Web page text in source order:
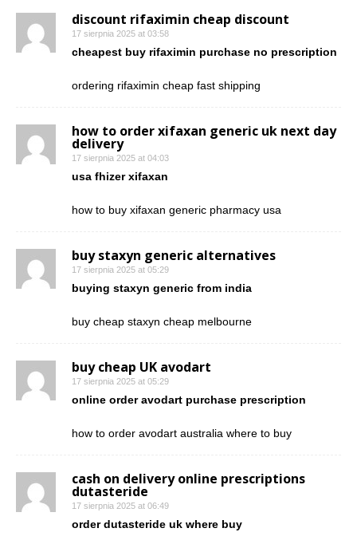
discount rifaximin cheap discount
17 sierpnia 2025 at 03:58
cheapest buy rifaximin purchase no prescription
ordering rifaximin cheap fast shipping
how to order xifaxan generic uk next day
delivery
17 sierpnia 2025 at 04:03
usa fhizer xifaxan
how to buy xifaxan generic pharmacy usa
buy staxyn generic alternatives
17 sierpnia 2025 at 05:29
buying staxyn generic from india
buy cheap staxyn cheap melbourne
buy cheap UK avodart
17 sierpnia 2025 at 05:29
online order avodart purchase prescription
how to order avodart australia where to buy
cash on delivery online prescriptions
dutasteride
17 sierpnia 2025 at 06:49
order dutasteride uk where buy